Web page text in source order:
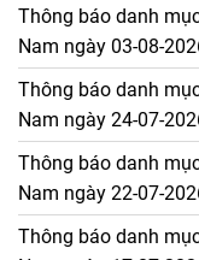
Thông báo danh
Nam ngày 03-08-
Thông báo danh
Nam ngày 24-07-
Thông báo danh
Nam ngày 22-07-
Thông báo danh